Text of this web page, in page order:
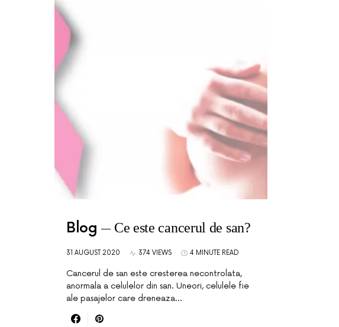
Blog Ce este cancerul de san?
31 AUGUST 2020 374 VIEWS 4 MINUTE READ
Cancerul de san este cresterea necontrolata,
anormala a celulelor din san. Uneori, celulele fie
ale pasajelor care dreneaza…